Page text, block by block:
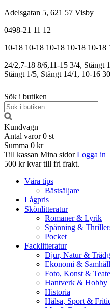
Adelsgatan 5, 621 57 Visby
0498-21 11 12
10-18 10-18 10-18 10-18 10-18
24/2,7-18 8/6,11-15 3/4, Stängt
Stängt 1/5, Stängt 14/1, 10-16
Sök i butiken
Kundvagn
Antal varor 0 st
Summa 0 kr
Till kassan Mina sidor Logga in
500 kr kvar till fri frakt.
Våra tips
Bästsäljare
Lågpris
Skönlitteratur
Romaner & Lyrik
Spänning &
Pocket
Facklitteratur
Djur, Natur &
Ekonomi &
Foto, Konst &
Hantverk & Hobby
Historia
Hälsa, Sport &